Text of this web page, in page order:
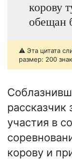
корову
обещан
⚠️ Эта цитата
размер: 200
рассказчик
участия в
корову и